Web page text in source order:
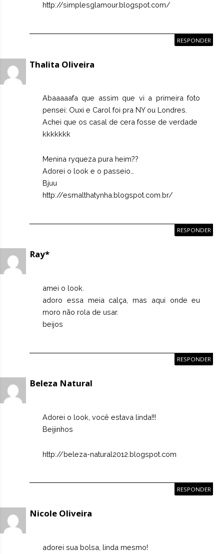
http://simplesglamour.blogspot.com/
RESPONDER
Thalita Oliveira
Abaaaaafa que assim que vi a primeira foto
pensei: Ouxi e Carol foi pra NY ou Londres.
Achei que os casal de cera fosse de verdade
kkkkkkk
Menina ryqueza pura heim??
Adorei o look e o passeio…
Bjuu
http://esmalthatynha.blogspot.com.br/
RESPONDER
Ray*
amei o look.
adoro essa meia calça, mas aqui onde eu
moro não rola de usar.
beijos
RESPONDER
Beleza Natural
Adorei o look, você estava linda!!!
Beijinhos
http://beleza-natural2012.blogspot.com
RESPONDER
Nicole Oliveira
adorei sua bolsa, linda mesmo!